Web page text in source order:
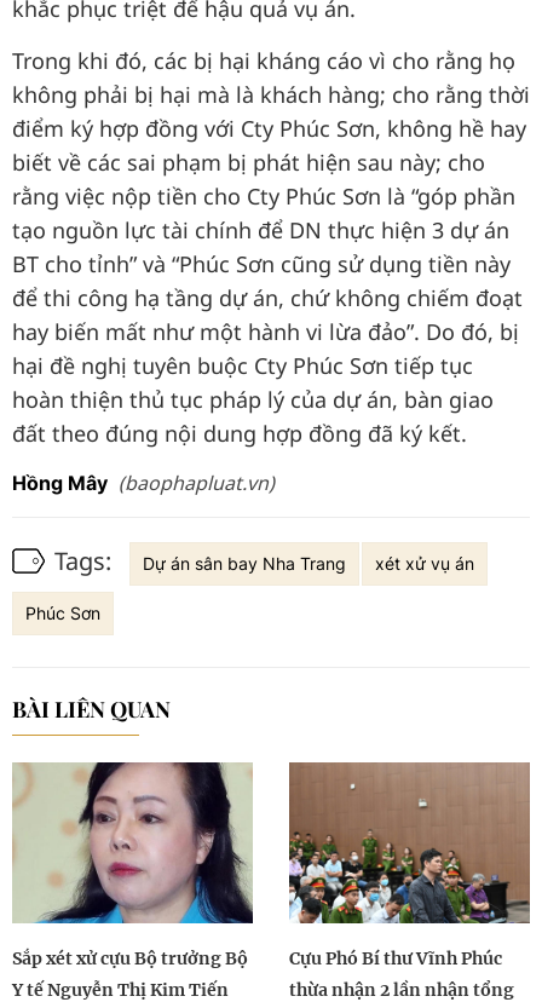
khắc phục triệt để hậu quả vụ án.
Trong khi đó, các bị hại kháng cáo vì cho rằng họ
không phải bị hại mà là khách hàng; cho rằng thời
điểm ký hợp đồng với Cty Phúc Sơn, không hề hay
biết về các sai phạm bị phát hiện sau này; cho
rằng việc nộp tiền cho Cty Phúc Sơn là “góp phần
tạo nguồn lực tài chính để DN thực hiện 3 dự án
BT cho tỉnh” và “Phúc Sơn cũng sử dụng tiền này
để thi công hạ tầng dự án, chứ không chiếm đoạt
hay biến mất như một hành vi lừa đảo”. Do đó, bị
hại đề nghị tuyên buộc Cty Phúc Sơn tiếp tục
hoàn thiện thủ tục pháp lý của dự án, bàn giao
đất theo đúng nội dung hợp đồng đã ký kết.
Hồng Mây (baophapluat.vn)
Tags: Dự án sân bay Nha Trang xét xử vụ án
Phúc Sơn
BÀI LIÊN QUAN
Sắp xét xử cựu Bộ trưởng Bộ
Y tế Nguyễn Thị Kim Tiến
Cựu Phó Bí thư Vĩnh Phúc
thừa nhận 2 lần nhận tổng